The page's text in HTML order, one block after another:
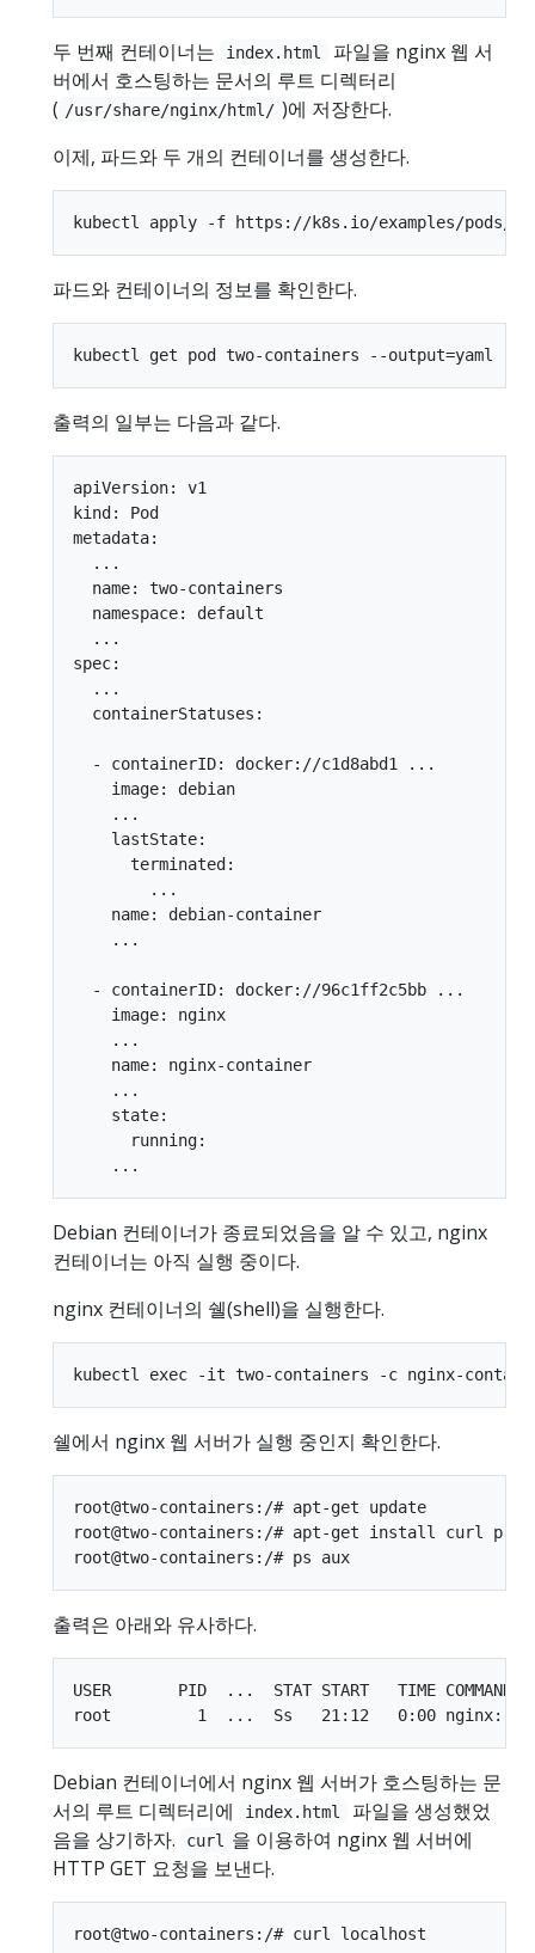
두 번째 컨테이너는 index.html
파일을 nginx 웹 서
버에서 호스팅하는 문서의 루트 디렉터리
( /usr/share/nginx/html/ )에 저장한다.
이제, 파드와 두 개의 컨테이너를 생성한다.
파드와 컨테이너의 정보를 확인한다.
출력의 일부는 다음과 같다.
apiVersion: v1
kind: Pod
metadata:
  ...
  name: two-containers
  namespace: default
  ...
spec:
  ...
  containerStatuses:
  - containerID: docker://c1d8abd1 ...
    image: debian
    ...
    lastState:
      terminated:
        ...
    name: debian-container
    ...
  - containerID: docker://96c1ff2c5bb ...
    image: nginx
    ...
    name: nginx-container
    ...
    state:
      running:
Debian 컨테이너가 종료되었음을 알 수 있고, nginx
컨테이너는 아직 실행 중이다.
nginx 컨테이너의 쉘(shell)을 실행한다.
쉘에서 nginx 웹 서버가 실행 중인지 확인한다.
root@two-containers:/# apt-get update
root@two-containers:/# apt-get install curl
출력은 아래와 유사하다.
USER       PID  ...  STAT START   TIME COMMAND
Debian 컨테이너에서 nginx 웹 서버가 호스팅하는 문
서의 루트 디렉터리에
index.html
파일을 생성했었
음을 상기하자.
curl
을 이용하여 nginx 웹 서버에
HTTP GET 요청을 보낸다.